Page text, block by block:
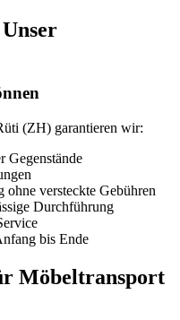
(ZH) garantieren wir:
Gegenstände
ohne versteckte Gebühren
Durchführung
bis Ende
Möbeltransport